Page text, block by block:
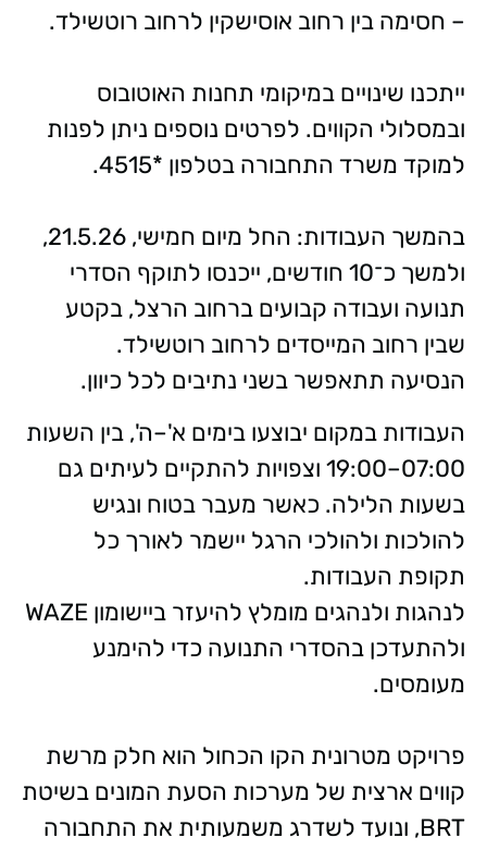
– חסימה בין רחוב אוסישקין לרחוב רוטשילד.
ייתכנו שינויים במיקומי תחנות האוטובוס
ובמסלולי הקווים. לפרטים נוספים ניתן לפנות
למוקד משרד התחבורה בטלפון *4515.
בהמשך העבודות: החל מיום חמישי, 21.5.26,
ולמשך כ־10 חודשים, ייכנסו לתוקף הסדרי
תנועה ועבודה קבועים ברחוב הרצל, בקטע
שבין רחוב המייסדים לרחוב רוטשילד.
הנסיעה תתאפשר בשני נתיבים לכל כיוון.
העבודות במקום יבוצעו בימים א'–ה', בין השעות
07:00–19:00 וצפויות להתקיים לעיתים גם
בשעות הלילה. כאשר מעבר בטוח ונגיש
להולכות ולהולכי הרגל יישמר לאורך כל
תקופת העבודות.
לנהגות ולנהגים מומלץ להיעזר ביישומון WAZE
ולהתעדכן בהסדרי התנועה כדי להימנע
מעומסים.
פרויקט מטרונית הקו הכחול הוא חלק מרשת
קווים ארצית של מערכות הסעת המונים בשיטת
BRT, ונועד לשדרג משמעותית את התחבורה